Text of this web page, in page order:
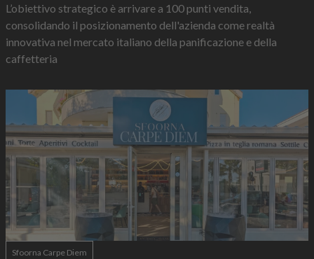
L’obiettivo strategico è arrivare a 100 punti vendita,
consolidando il posizionamento dell'azienda come realtà
innovativa nel mercato italiano della panificazione e della
caffetteria
Sfoorna Carpe Diem